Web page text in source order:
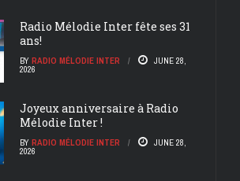
Radio Mélodie Inter fête ses 31
ans!
BY RADIO MÉLODIE INTER JUNE 28,
2026
Joyeux anniversaire à Radio
Mélodie Inter !
BY RADIO MÉLODIE INTER JUNE 28,
2026